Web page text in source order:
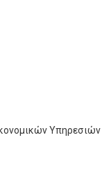
Υπηρεσιών